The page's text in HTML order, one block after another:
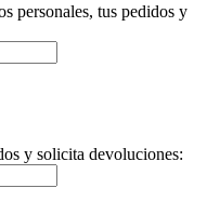
personales, tus pedidos y
y solicita devoluciones: